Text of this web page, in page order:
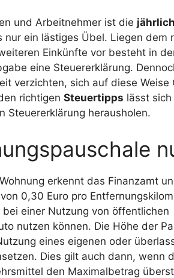
und Arbeitnehmer ist die
nur ein lästiges Übel. Liegen dem
Einkünfte vor besteht in
eine Steuererklärung.
verzichten, sich auf diese Weise
richtigen Steuertipps lässt
Steuererklärung herausholen.
erkennt das Finanzamt
0,30 Euro pro
einer Nutzung von öffentlichen
nutzen können. Die Höhe der
eines eigenen oder
Dies gilt auch dann, wenn
den Maximalbetrag